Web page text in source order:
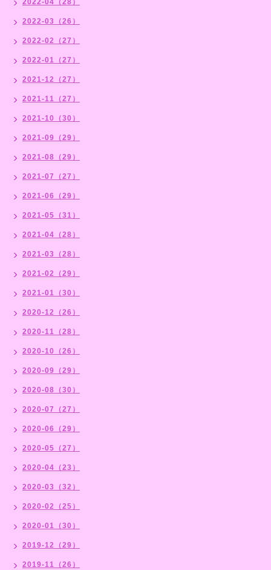
2022-03（26）
2022-02（27）
2022-01（27）
2021-12（27）
2021-11（27）
2021-10（30）
2021-09（29）
2021-08（29）
2021-07（27）
2021-06（29）
2021-05（31）
2021-04（28）
2021-03（28）
2021-02（29）
2021-01（30）
2020-12（26）
2020-11（28）
2020-10（26）
2020-09（29）
2020-08（30）
2020-07（27）
2020-06（29）
2020-05（27）
2020-04（23）
2020-03（32）
2020-02（25）
2020-01（30）
2019-12（29）
2019-11（26）